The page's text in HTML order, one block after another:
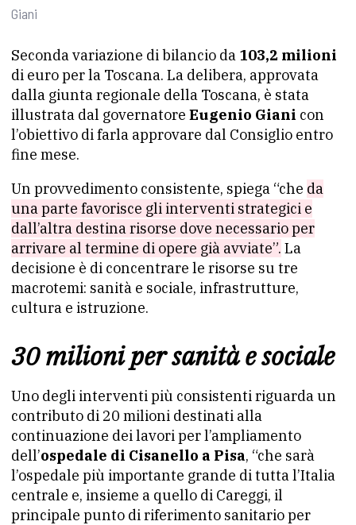
Giani
Seconda variazione di bilancio da 103,2 milioni
di euro per la Toscana. La delibera, approvata
dalla giunta regionale della Toscana, è stata
illustrata dal governatore Eugenio Giani con
l’obiettivo di farla approvare dal Consiglio entro
fine mese.
Un provvedimento consistente, spiega “che da
una parte favorisce gli interventi strategici e
dall’altra destina risorse dove necessario per
arrivare al termine di opere già avviate”. La
decisione è di concentrare le risorse su tre
macrotemi: sanità e sociale, infrastrutture,
cultura e istruzione.
30 milioni per sanità e sociale
Uno degli interventi più consistenti riguarda un
contributo di 20 milioni destinati alla
continuazione dei lavori per l’ampliamento
dell’ospedale di Cisanello a Pisa, “che sarà
l’ospedale più importante grande di tutta l’Italia
centrale e, insieme a quello di Careggi, il
principale punto di riferimento sanitario per